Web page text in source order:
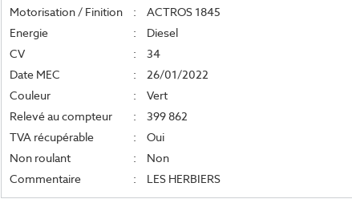
Motorisation / Finition
:
ACTROS 1845
Energie
:
Diesel
CV
:
34
Date MEC
:
26/01/2022
Couleur
:
Vert
Relevé au compteur
:
399 862
TVA récupérable
:
Oui
Non roulant
:
Non
Commentaire
: LES HERBIERS